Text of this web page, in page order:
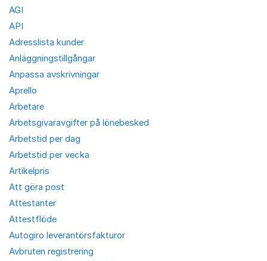
AGI
API
Adresslista kunder
Anläggningstillgångar
Anpassa avskrivningar
Aprello
Arbetare
Arbetsgivaravgifter på lönebesked
Arbetstid per dag
Arbetstid per vecka
Artikelpris
Att göra post
Attestanter
Attestflöde
Autogiro leverantörsfakturor
Avbruten registrering